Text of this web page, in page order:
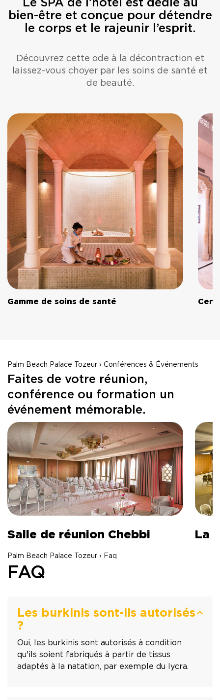
bien-être et conçue pour détendre
le corps et le rajeunir l’esprit.
Découvrez cette ode à la décontraction et
laissez-vous choyer par les soins de santé et
de beauté.
Gamme de soins de santé
Palm Beach Palace Tozeur › Conférences & Événements
Faites de votre réunion,
conférence ou formation un
événement mémorable.
Salle de réunion Chebbi La
Palm Beach Palace Tozeur › Faq
FAQ
Les burkinis sont-ils autorisés
?
Oui, les burkinis sont autorisés à condition
qu'ils soient fabriqués à partir de tissus
adaptés à la natation, par exemple du lycra.